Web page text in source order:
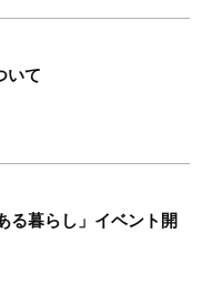
いて
る暮らし」イベント開